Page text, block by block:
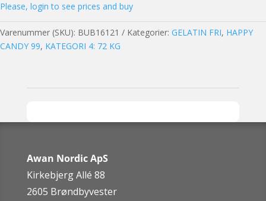
Please, login to see prices and buy
Varenummer (SKU): BUB16121 Kategorier: GELATIN FRI, HAPPY
CANDY 99, KATEGORI 4: 72 KG
Awan Nordic ApS
Kirkebjerg Allé 88
2605 Brøndbyvester